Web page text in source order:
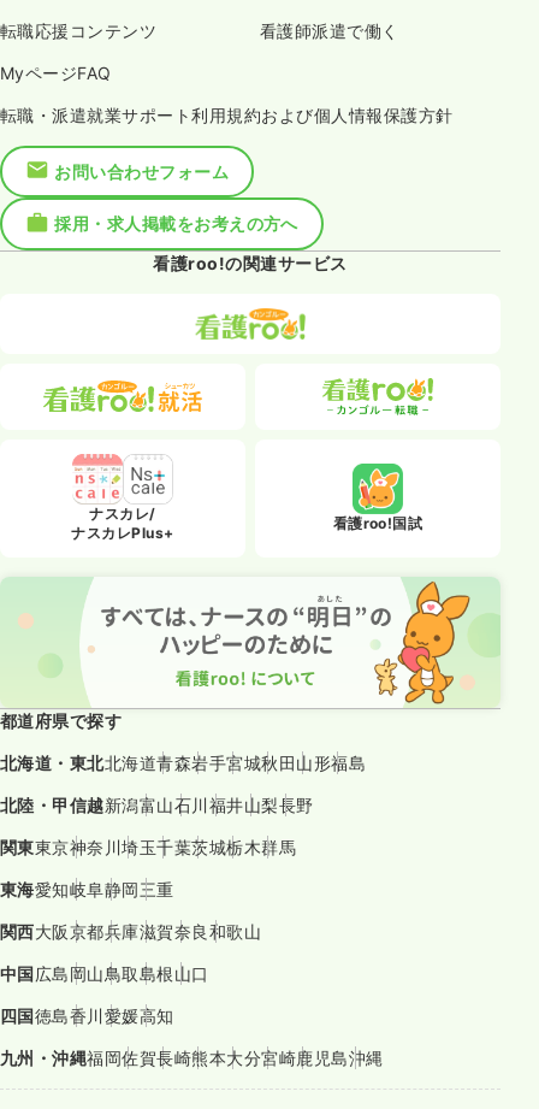
転職応援コンテンツ 看護師派遣で働く
MyページFAQ
転職・派遣就業サポート利用規約および個人情報保護方針
お問い合わせフォーム
採用・求人掲載をお考えの方へ
看護roo!の関連サービス
ナスカレ/
ナスカレPlus+
看護roo!国試
都道府県で探す
北海道・東北北海道青森岩手宮城秋田 山形福島
北陸・甲信越新潟富山石川 福井山梨長野
関東東京神奈川埼玉千葉茨城栃木群馬
東海愛知岐阜静岡三重
関西大阪京都兵庫滋賀奈良和歌山
中国 広島 岡山鳥取島根山口
四国徳島香川 愛媛高知
九州・沖縄福岡佐賀長崎熊本大分宮崎鹿児島沖縄